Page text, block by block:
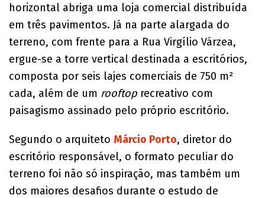
horizontal abriga uma loja comercial distribuída
em três pavimentos. Já na parte alargada do
terreno, com frente para a Rua Virgílio Várzea,
ergue-se a torre vertical destinada a escritórios,
composta por seis lajes comerciais de 750 m²
cada, além de um rooftop recreativo com
paisagismo assinado pelo próprio escritório.
Segundo o arquiteto Márcio Porto, diretor do
escritório responsável, o formato peculiar do
terreno foi não só inspiração, mas também um
dos maiores desafios durante o estudo de